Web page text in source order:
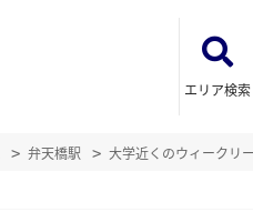
エリア検索
弁天橋駅 大学近くのウィークリ